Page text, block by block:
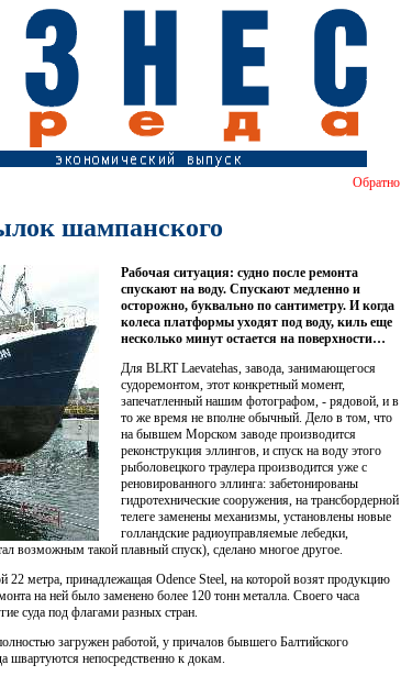
Обратно
шампанского
Рабочая ситуация: судно после ремонта
спускают на воду. Спускают медленно и
осторожно, буквально по сантиметру. И когда
колеса платформы уходят под воду, киль еще
несколько минут остается на поверхности…
Для BLRT Laevatehas, завода, занимающегося
судоремонтом, этот конкретный момент,
запечатленный нашим фотографом, - рядовой, и в
то же время не вполне обычный. Дело в том, что
на бывшем Морском заводе производится
реконструкция эллингов, и спуск на воду этого
рыболовецкого траулера производится уже с
реновированного эллинга: забетонированы
гидротехнические сооружения, на трансбордерной
телеге заменены механизмы, установлены новые
голландские радиоуправляемые лебедки,
возможным такой плавный спуск), сделано многое другое.
22 метра, принадлежащая Odence Steel, на которой возят продукцию
на ней было заменено более 120 тонн металла. Своего часа
суда под флагами разных стран.
загружен работой, у причалов бывшего Балтийского
швартуются непосредственно к докам.